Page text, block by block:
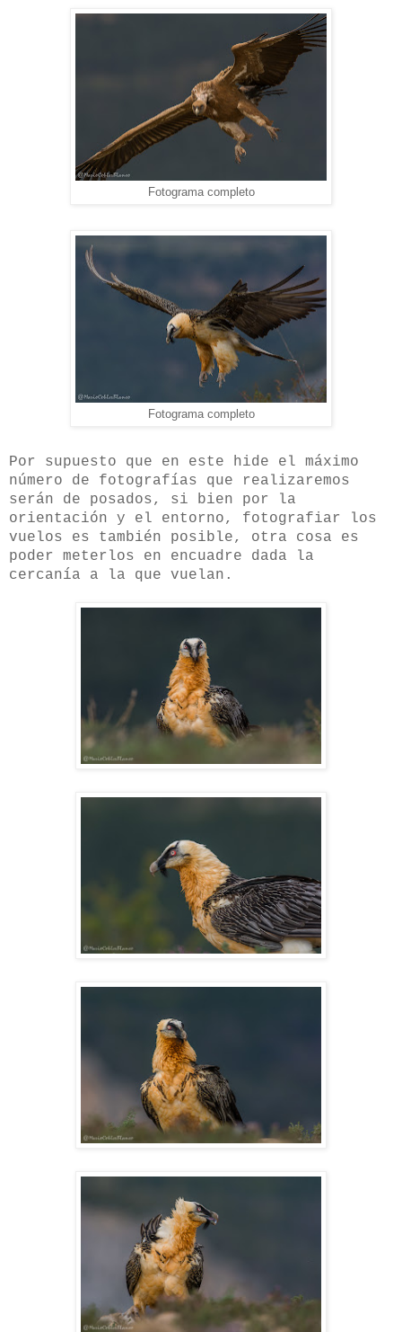
Fotograma completo
Fotograma completo
Por supuesto que en este hide el máximo
número de fotografías que realizaremos
serán de posados, si bien por la
orientación y el entorno, fotografiar los
vuelos es también posible, otra cosa es
poder meterlos en encuadre dada la
cercanía a la que vuelan.